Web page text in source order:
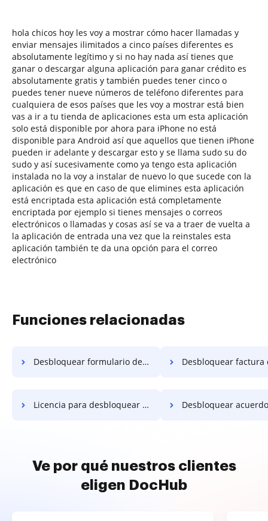
hola chicos hoy les voy a mostrar cómo hacer llamadas y
enviar mensajes ilimitados a cinco países diferentes es
absolutamente legítimo y si no hay nada así tienes que
ganar o descargar alguna aplicación para ganar crédito es
absolutamente gratis y también puedes tener cinco o
puedes tener nueve números de teléfono diferentes para
cualquiera de esos países que les voy a mostrar está bien
vas a ir a tu tienda de aplicaciones esta um esta aplicación
solo está disponible por ahora para iPhone no está
disponible para Android así que aquellos que tienen iPhone
pueden ir adelante y descargar esto y se llama sudo su do
sudo y así sucesivamente como ya tengo esta aplicación
instalada no la voy a instalar de nuevo lo que sucede con la
aplicación es que en caso de que elimines esta aplicación
está encriptada esta aplicación está completamente
encriptada por ejemplo si tienes mensajes o correos
electrónicos o llamadas y cosas así se va a traer de vuelta a
la aplicación de entrada una vez que la reinstales esta
aplicación también te da una opción para el correo
electrónico
Funciones relacionadas
Desbloquear formulario de teléfono de EE. UU. Desbloquear factura de teléfono
Licencia para desbloquear teléfono de EE. UU. Desbloquear acuerdo de teléfono
Ve por qué nuestros clientes
eligen DocHub